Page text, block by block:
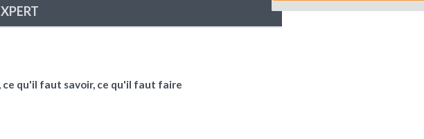
qu'il faut savoir, ce qu'il faut faire